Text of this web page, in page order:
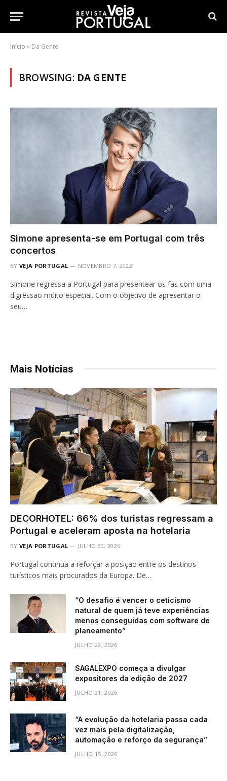
Início » Da Gente
BROWSING: DA GENTE
Simone apresenta-se em Portugal com três
concertos
BY VEJA PORTUGAL NOVEMBRO 7, 2022
Simone regressa a Portugal para presentear os fãs com uma
digressão muito especial. Com o objetivo de apresentar o
seu…
Mais Notícias
DECORHOTEL: 66% dos turistas regressam a
Portugal e aceleram aposta na hotelaria
BY VEJA PORTUGAL JULHO 30, 2026
Portugal continua a reforçar a posição entre os destinos
turísticos mais procurados da Europa. De…
“O desafio é vencer o ceticismo
natural de quem já teve experiências
menos conseguidas com software de
planeamento”
JULHO 22, 2026
SAGALEXPO começa a divulgar
expositores da edição de 2027
JULHO 21, 2026
“A evolução da hotelaria passa cada
vez mais pela digitalização,
automação e reforço da segurança”
JULHO 15, 2026